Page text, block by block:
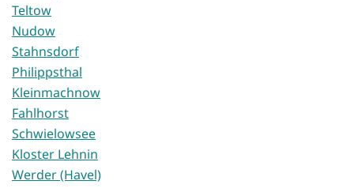
Teltow
Nudow
Stahnsdorf
Philippsthal
Kleinmachnow
Fahlhorst
Schwielowsee
Kloster Lehnin
Werder (Havel)